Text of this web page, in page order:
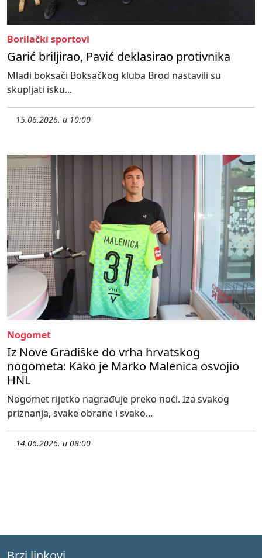
Borilački sportovi
Garić briljirao, Pavić deklasirao protivnika
Mladi boksači Boksačkog kluba Brod nastavili su
skupljati isku...
15.06.2026. u 10:00
Nogomet
Iz Nove Gradiške do vrha hrvatskog
nogometa: Kako je Marko Malenica osvojio
HNL
Nogomet rijetko nagrađuje preko noći. Iza svakog
priznanja, svake obrane i svako...
14.06.2026. u 08:00